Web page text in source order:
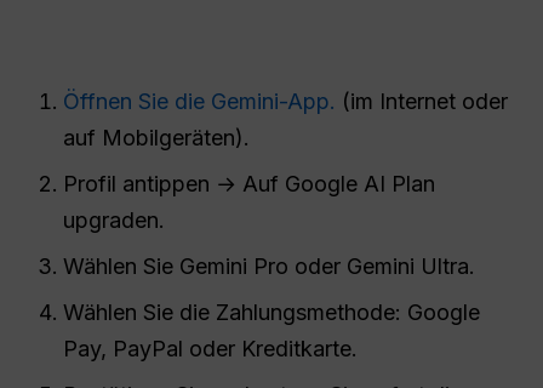
Öffnen Sie die Gemini-App. (im Internet oder
auf Mobilgeräten).
Profil antippen → Auf Google AI Plan
upgraden.
Wählen Sie Gemini Pro oder Gemini Ultra.
Wählen Sie die Zahlungsmethode: Google
Pay, PayPal oder Kreditkarte.